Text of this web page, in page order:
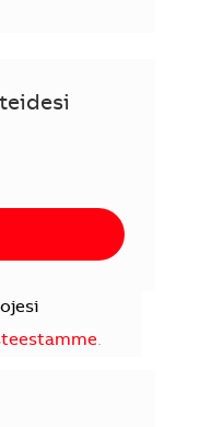
.